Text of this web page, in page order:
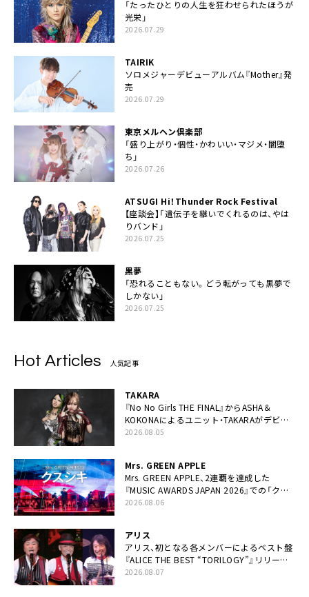
「たったひとりの人生を狂わせられたほうが
光栄」
2026.07.29
TAIRIK
ソロメジャーデビューアルバム『Mother』発
売
2026.07.29
東京メルヘン倶楽部
「盛り上がり・個性・かわいい・マジメ・闇堕
ち」
2026.07.26
ATSUGI Hi！Thunder Rock Festival
【座談会】「遺伝子を継いでくれるのは、やは
りバンド」
2026.07.25
黒夢
「恐れることもない。どう転がっても黒夢で
しかない」
2026.07.25
Hot Articles 人気記事
TAKARA
『No No Girls THE FINAL』からASHA＆
KOKONAによるユニット・TAKARAがデビュ
ー
2026.08.05
Mrs. GREEN APPLE
Mrs. GREEN APPLE、2連覇を達成した
『MUSIC AWARDS JAPAN 2026』での「クス
シキ」ライブパフォーマンスをYouTube公開
2026.08.06
アリス
アリス、初となる各メンバーによるベスト盤
『ALICE THE BEST “TORILOGY”』リリース
決定
2026.08.07